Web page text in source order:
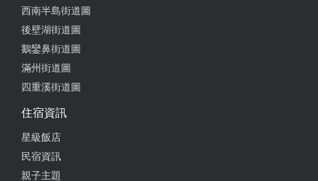
西南半島街道圖
後壁湖街道圖
鵝鑾鼻街道圖
滿州街道圖
四重溪街道圖
住宿資訊
星級飯店
民宿資訊
親子主題